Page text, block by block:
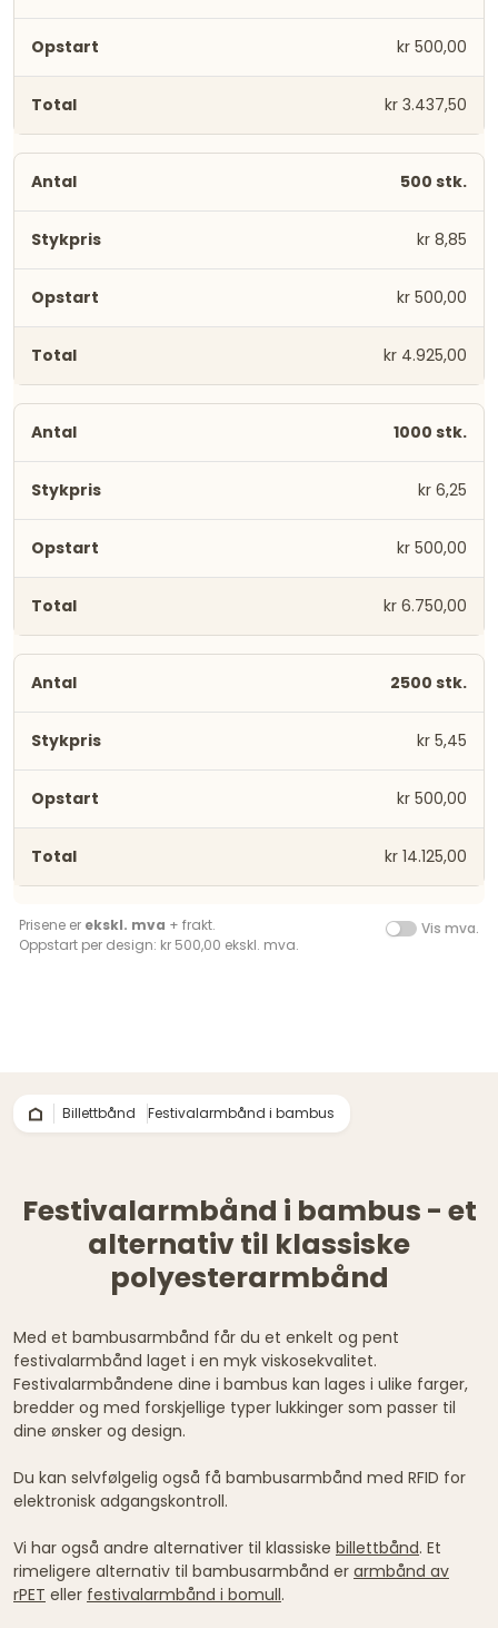
kr 500,00
kr 3.437,50
500 stk.
kr 8,85
kr 500,00
kr 4.925,00
1000 stk.
kr 6,25
kr 500,00
kr 6.750,00
2500 stk.
kr 5,45
kr 500,00
kr 14.125,00
Prisene er ekskl. mva + frakt.
Oppstart per design: kr 500,00 ekskl. mva.
Vis mva.
Billettbånd Festivalarmbånd i bambus
Festivalarmbånd i bambus - et
alternativ til klassiske
polyesterarmbånd
Med et bambusarmbånd får du et enkelt og pent
festivalarmbånd laget i en myk viskosekvalitet.
Festivalarmbåndene dine i bambus kan lages i ulike farger,
bredder og med forskjellige typer lukkinger som passer til
dine ønsker og design.
Du kan selvfølgelig også få bambusarmbånd med RFID for
elektronisk adgangskontroll.
Vi har også andre alternativer til klassiske billettbånd. Et
rimeligere alternativ til bambusarmbånd er armbånd av
rPET eller festivalarmbånd i bomull.